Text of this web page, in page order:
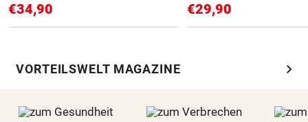
€34,90 €29,90
VORTEILSWELT MAGAZINE chevron_right